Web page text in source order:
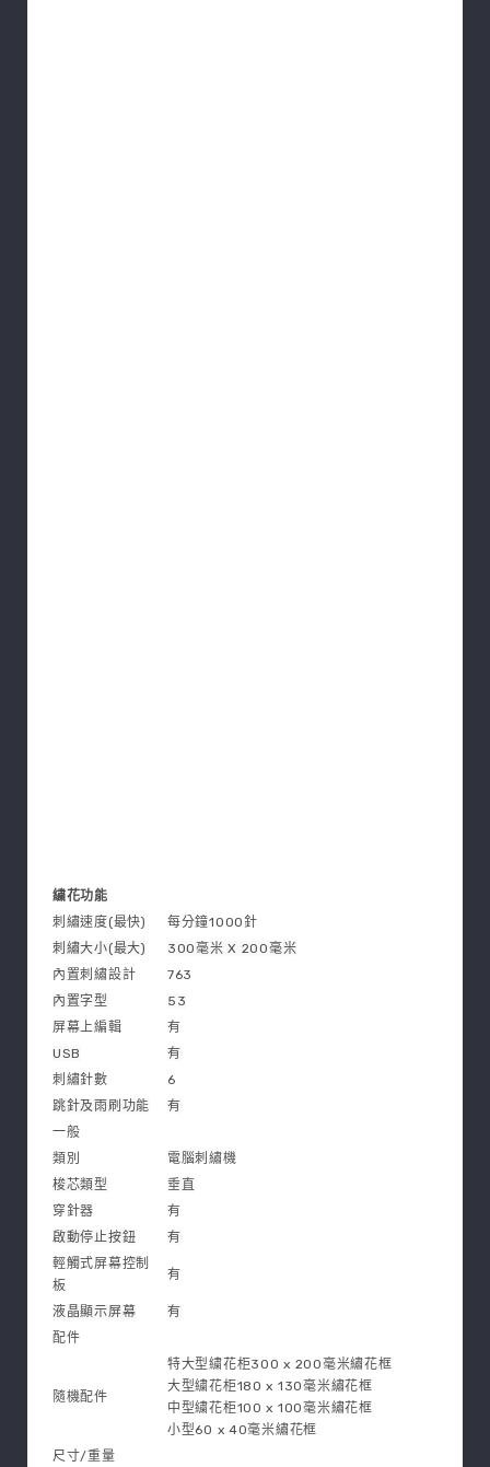
繍花功能
刺繡速度(最快)
每分鐘1000針
刺繡大小(最大)
300毫米 X 200毫米
內置刺繡設計
763
內置字型
53
屏幕上編輯
有
USB
有
刺繡針數
6
跳針及雨刷功能
有
一般
類別
電腦刺繡機
梭芯類型
垂直
穿針器
有
啟動停止按鈕
有
輕觸式屏幕控制
板
有
液晶顯示屏幕
有
配件
隨機配件
特大型繍花柜300 x 200毫米繡花框
大型繍花柜180 x 130毫米繡花框
中型繍花柜100 x 100毫米繡花框
小型60 x 40毫米繡花框
尺寸/重量